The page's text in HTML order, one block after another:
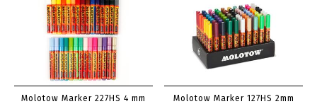
Molotow Marker 227HS 4 mm Molotow Marker 127HS 2mm